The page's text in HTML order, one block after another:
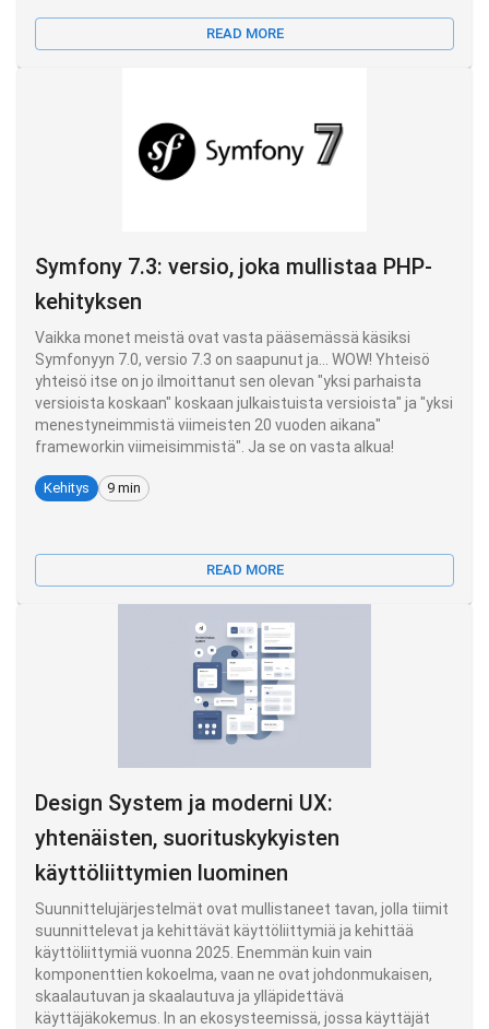
READ MORE
Symfony 7.3: versio, joka mullistaa PHP-
kehityksen
Vaikka monet meistä ovat vasta pääsemässä käsiksi
Symfonyyn 7.0, versio 7.3 on saapunut ja... WOW! Yhteisö
yhteisö itse on jo ilmoittanut sen olevan "yksi parhaista
versioista koskaan" koskaan julkaistuista versioista" ja "yksi
menestyneimmistä viimeisten 20 vuoden aikana"
frameworkin viimeisimmistä". Ja se on vasta alkua!
Kehitys 9 min
READ MORE
Design System ja moderni UX:
yhtenäisten, suorituskykyisten
käyttöliittymien luominen
Suunnittelujärjestelmät ovat mullistaneet tavan, jolla tiimit
suunnittelevat ja kehittävät käyttöliittymiä ja kehittää
käyttöliittymiä vuonna 2025. Enemmän kuin vain
komponenttien kokoelma, vaan ne ovat johdonmukaisen,
skaalautuvan ja skaalautuva ja ylläpidettävä
käyttäjäkokemus. In an ekosysteemissä, jossa käyttäjät